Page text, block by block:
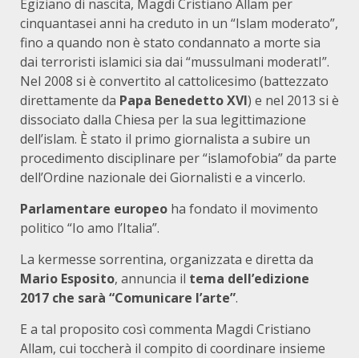
Egiziano di nascita, Magdi Cristiano Allam per
cinquantasei anni ha creduto in un “Islam moderato”,
fino a quando non è stato condannato a morte sia
dai terroristi islamici sia dai “mussulmani moderatI”.
Nel 2008 si è convertito al cattolicesimo (battezzato
direttamente da Papa Benedetto XVI) e nel 2013 si è
dissociato dalla Chiesa per la sua legittimazione
dell’islam. È stato il primo giornalista a subire un
procedimento disciplinare per “islamofobia” da parte
dell’Ordine nazionale dei Giornalisti e a vincerlo.
Parlamentare europeo ha fondato il movimento
politico “Io amo l’Italia”.
La kermesse sorrentina, organizzata e diretta da
Mario Esposito, annuncia il tema dell’edizione
2017 che sarà “Comunicare l’arte”.
E a tal proposito così commenta Magdi Cristiano
Allam, cui toccherà il compito di coordinare insieme